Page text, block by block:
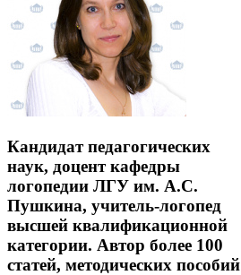
Кандидат педагогических
наук, доцент кафедры
логопедии ЛГУ им. А.С.
Пушкина, учитель-логопед
высшей квалификационной
категории. Автор более 100
статей, методических пособий